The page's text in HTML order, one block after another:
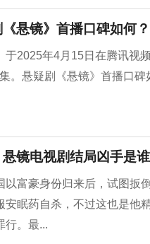
悬镜》首播口碑如何？
于2025年4月15日在腾讯视
。悬疑剧《悬镜》首播口
镜电视剧结局凶手是
以富豪身份归来后，试图
眠药自杀，不过这也是他
行。最...